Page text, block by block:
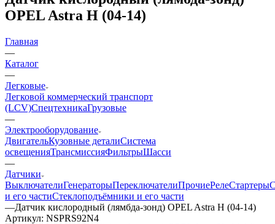
OPEL Astra H (04-14)
Главная
—
Каталог
—
Легковые
Легковой коммерческий транспорт
(LCV)СпецтехникаГрузовые
—
Электрооборудование
ДвигательКузовные деталиСистема
освещенияТрансмиссияФильтрыШасси
—
Датчики
ВыключателиГенераторыПереключателиПрочиеРелеСтартеры
и его частиСтеклоподъёмники и его части
—Датчик кислородный (лямбда-зонд) OPEL Astra H (04-14)
Артикул: NSPRS92N4